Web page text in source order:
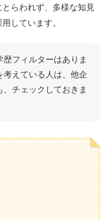
らわれず、多様な知見
しています。
フィルターはありま
えている人は、他企
チェックしておきま